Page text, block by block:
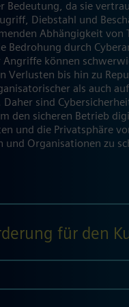
Bedeutung, da sie
Diebstahl und
Abhängigkeit von
Bedrohung durch
Angriffe können
Verlusten bis hin zu
als auch
Daher sind
den sicheren Betrieb
und die Privatsphäre
und Organisationen zu
für den